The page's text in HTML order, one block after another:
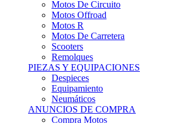
Motos R
Motos De Carretera
Scooters
Remolques
PIEZAS Y EQUIPACIONES
Despieces
Equipamiento
Neumáticos
ANUNCIOS DE COMPRA
Compra Motos
Compra Piezas